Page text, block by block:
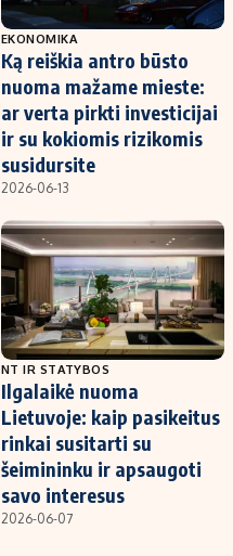
EKONOMIKA
Ką reiškia antro būsto
nuoma mažame mieste:
ar verta pirkti investicijai
ir su kokiomis rizikomis
susidursite
2026-06-13
NT IR STATYBOS
Ilgalaikė nuoma
Lietuvoje: kaip pasikeitus
rinkai susitarti su
šeimininku ir apsaugoti
savo interesus
2026-06-07